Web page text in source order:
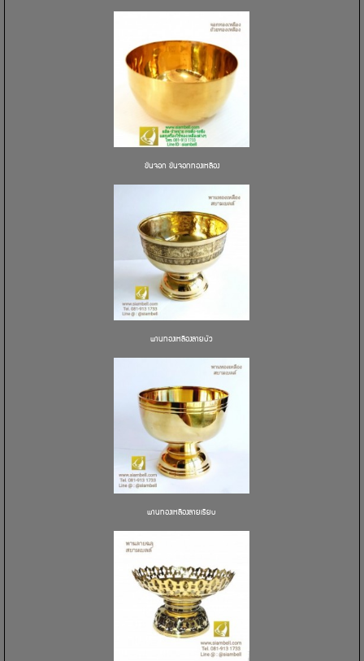
ขันจอก ขันจอกทองเหลือง
พานทองเหลืองลายบัว
พานทองเหลืองลายเรียบ